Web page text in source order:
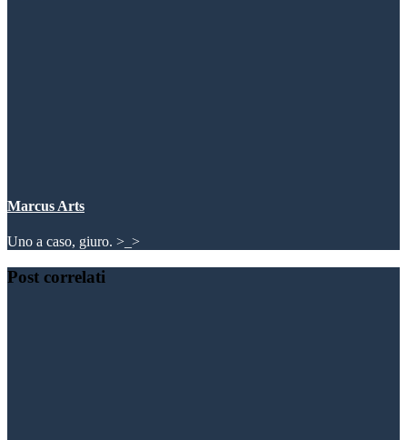
Marcus Arts
Uno a caso, giuro. >_>
Post correlati